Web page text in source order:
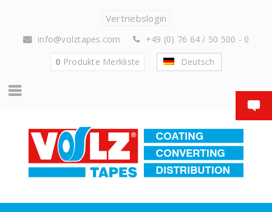
Vertriebslogin
info@volztapes.com
+49 (0) 76 64 / 50 500 - 0
0 Produkte Merkliste Deutsch